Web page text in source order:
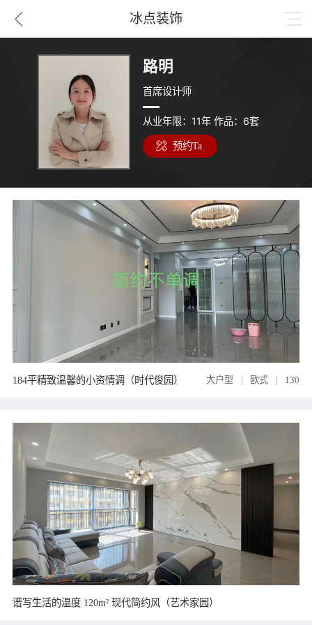
冰点装饰
路明
首席设计师
从业年限：11年 作品：6套
预约Ta
184平精致温馨的小资情调（时代俊园） 大户型 欧式 130
谱写生活的温度 120m² 现代简约风（艺术家园）